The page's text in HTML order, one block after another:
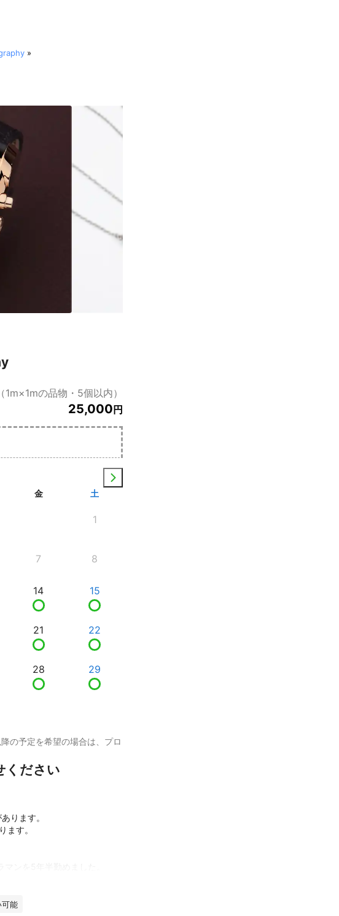
»
1m×1mの品物・5個以内）
25,000 円
金 土
1
7 8
14 15
21 22
28 29
の予定を希望の場合は、プロ
ください
ります。
ます。
ざいます。
可能